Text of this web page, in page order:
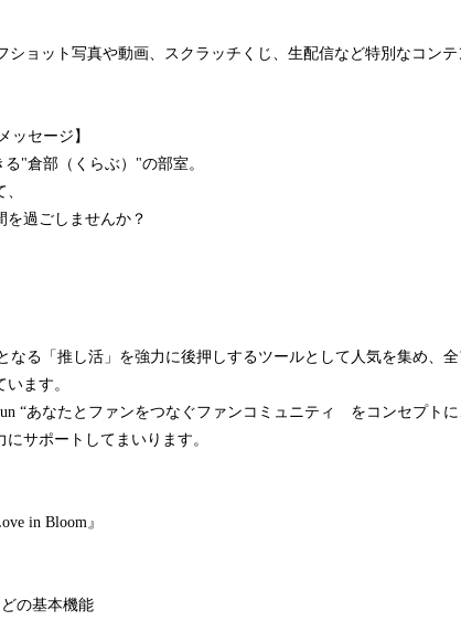
ショット写真や動画、スクラッチくじ、生配信など特別なコン
セージ】
倉部（くらぶ）"の部室。
過ごしませんか？
なる「推し活」を強力に後押しするツールとして人気を集め、
ます。
“あなたとファンをつなぐファンコミュニティ をコンセプトに
サポートしてまいります。
in Bloom』
の基本機能